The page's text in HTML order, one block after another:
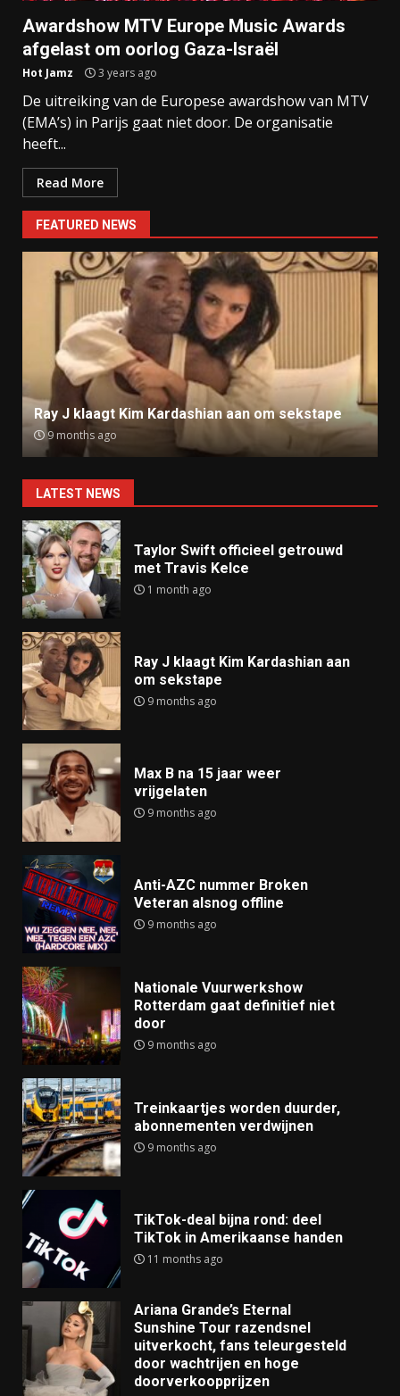
Awardshow MTV Europe Music Awards
afgelast om oorlog Gaza-Israël
Hot Jamz 3 years ago
De uitreiking van de Europese awardshow van MTV
(EMA’s) in Parijs gaat niet door. De organisatie
heeft...
Read More
FEATURED NEWS
Ray J klaagt Kim Kardashian aan om sekstape
9 months ago
LATEST NEWS
Taylor Swift officieel getrouwd
met Travis Kelce
1 month ago
Ray J klaagt Kim Kardashian aan
om sekstape
9 months ago
Max B na 15 jaar weer
vrijgelaten
9 months ago
Anti-AZC nummer Broken
Veteran alsnog offline
9 months ago
Nationale Vuurwerkshow
Rotterdam gaat definitief niet
door
9 months ago
Treinkaartjes worden duurder,
abonnementen verdwijnen
9 months ago
TikTok-deal bijna rond: deel
TikTok in Amerikaanse handen
11 months ago
Ariana Grande’s Eternal
Sunshine Tour razendsnel
uitverkocht, fans teleurgesteld
door wachtrijen en hoge
doorverkoopprijzen